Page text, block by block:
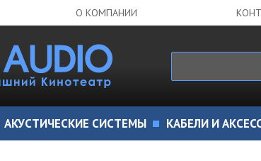
О КОМПАНИИ
АКУСТИЧЕСКИЕ СИСТЕМЫ КАБЕЛИ И